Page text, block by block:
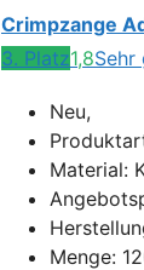
Crimpzange
3. Platz1,8Sehr
Neu,
Material:
Menge: